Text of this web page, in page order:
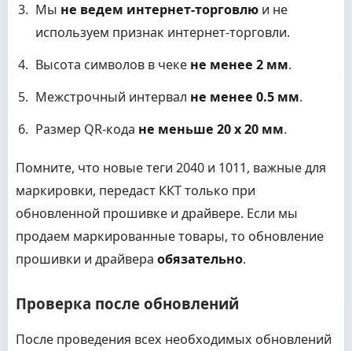
Мы не ведем интернет-торговлю и не
используем признак интернет-торговли.
Высота символов в чеке не менее 2 мм.
Межстрочный интервал не менее 0.5 мм.
Размер QR-кода не меньше 20 х 20 мм.
Помните, что новые теги 2040 и 1011, важные для
маркировки, передаст ККТ только при
обновленной прошивке и драйвере. Если мы
продаем маркированные товары, то обновление
прошивки и драйвера обязательно.
Проверка после обновлений
После проведения всех необходимых обновлений